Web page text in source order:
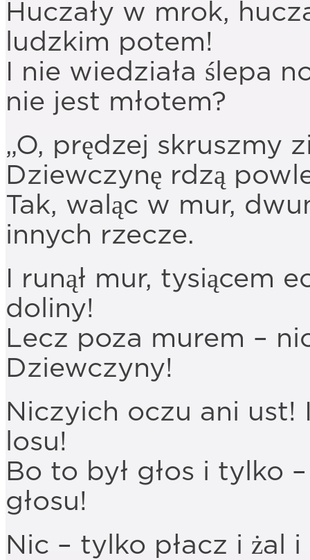
Huczały w mrok,
ludzkim potem!
I nie wiedziała ślepa
nie jest młotem?
„O, prędzej skruszmy
Dziewczynę rdzą
Tak, waląc w mur,
innych rzecze.
I runął mur, tysiącem
doliny!
Lecz poza murem –
Dziewczyny!
Niczyich oczu ani
losu!
Bo to był głos i tylko
głosu!
Nic – tylko płacz i żal